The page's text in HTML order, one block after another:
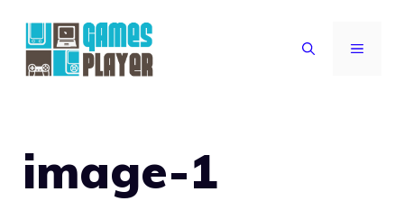
contenuto
MENU
image-1